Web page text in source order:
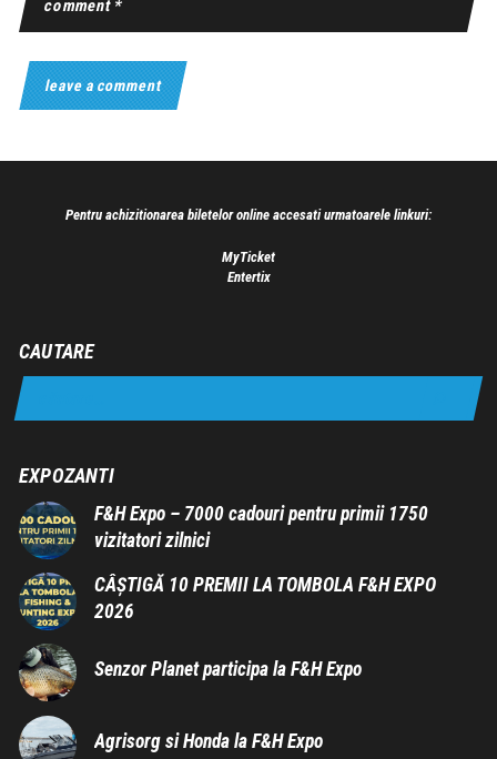
Pentru achizitionarea biletelor online accesati urmatoarele linkuri:
MyTicket
Entertix
CAUTARE
EXPOZANTI
F&H Expo – 7000 cadouri pentru primii 1750
vizitatori zilnici
CÂȘTIGĂ 10 PREMII LA TOMBOLA F&H EXPO
2026
Senzor Planet participa la F&H Expo
Agrisorg si Honda la F&H Expo